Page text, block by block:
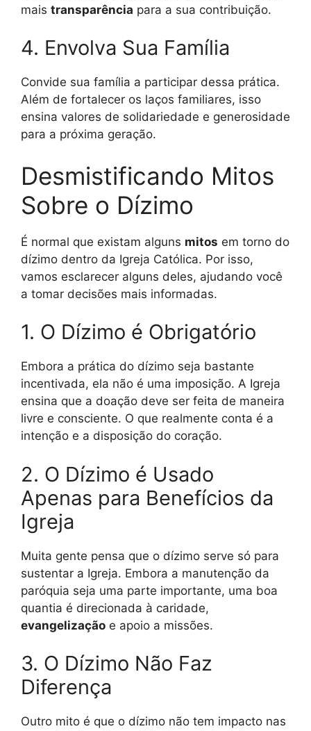
mais transparência para a sua contribuição.
4. Envolva Sua Família
Convide sua família a participar dessa prática.
Além de fortalecer os laços familiares, isso
ensina valores de solidariedade e generosidade
para a próxima geração.
Desmistificando Mitos
Sobre o Dízimo
É normal que existam alguns mitos em torno do
dízimo dentro da Igreja Católica. Por isso,
vamos esclarecer alguns deles, ajudando você
a tomar decisões mais informadas.
1. O Dízimo é Obrigatório
Embora a prática do dízimo seja bastante
incentivada, ela não é uma imposição. A Igreja
ensina que a doação deve ser feita de maneira
livre e consciente. O que realmente conta é a
intenção e a disposição do coração.
2. O Dízimo é Usado
Apenas para Benefícios da
Igreja
Muita gente pensa que o dízimo serve só para
sustentar a Igreja. Embora a manutenção da
paróquia seja uma parte importante, uma boa
quantia é direcionada à caridade,
evangelização e apoio a missões.
3. O Dízimo Não Faz
Diferença
Outro mito é que o dízimo não tem impacto nas